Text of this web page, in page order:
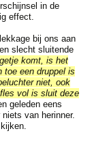
in de
effect.
bij ons aan
slecht sluitende
komt, is het
toe een druppel is
niet, ook
vol is sluit deze
geleden eens
van herinner.